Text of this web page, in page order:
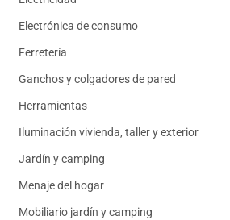
Electrónica de consumo
Ferretería
Ganchos y colgadores de pared
Herramientas
Iluminación vivienda, taller y exterior
Jardín y camping
Menaje del hogar
Mobiliario jardín y camping